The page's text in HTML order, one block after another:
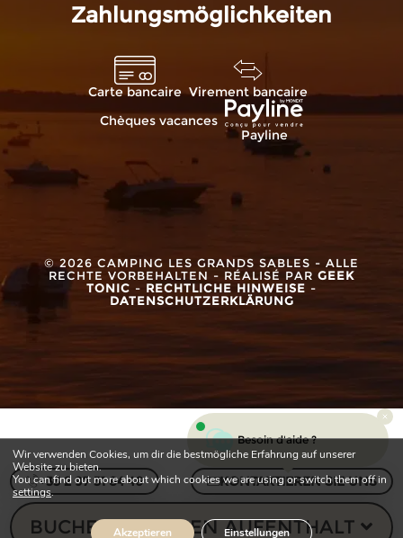
+33 2 97 31 84 46 KONTAKTIEREN SIE UNS
BUCHEN SIE IHREN AUFENTHALT
Zahlungsmöglichkeiten
Carte bancaire Virement bancaire
Chèques vacances
Payline
© 2026 CAMPING LES GRANDS SABLES - ALLE
RECHTE VORBEHALTEN - RÉALISÉ PAR GEEK
TONIC - RECHTLICHE HINWEISE -
DATENSCHUTZERKLÄRUNG
Wir verwenden Cookies, um dir die bestmögliche Erfahrung auf unserer
Website zu bieten.
You can find out more about which cookies we are using or switch them off in
settings.
Akzeptieren Einstellungen
Besoin d'aide ?